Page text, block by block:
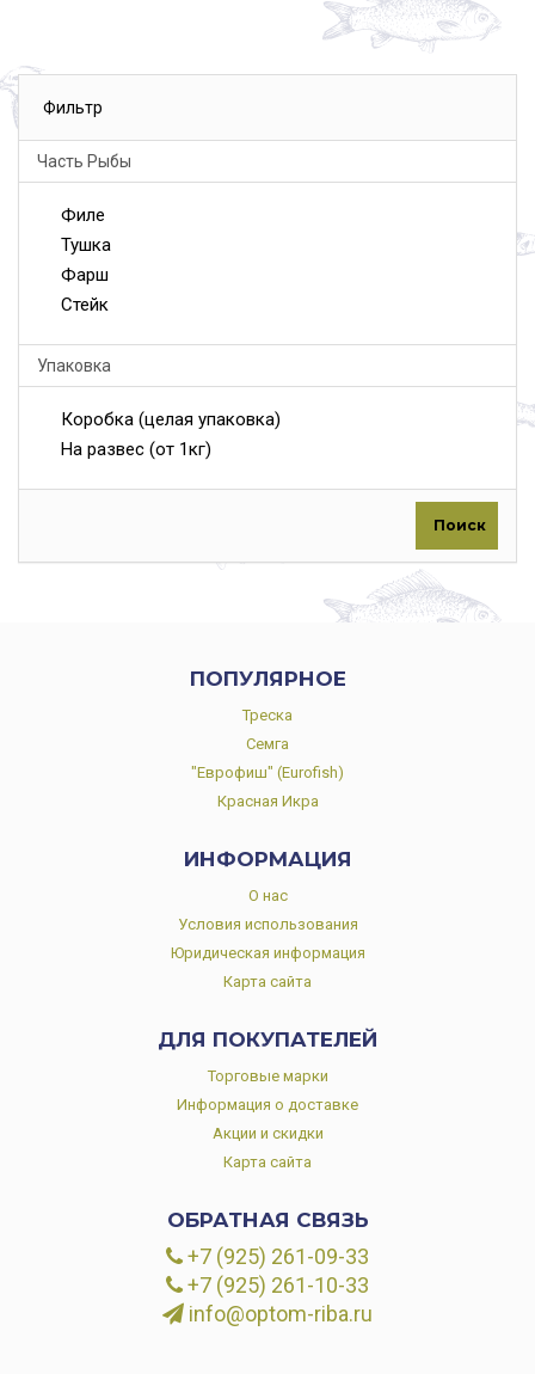
Фильтр
Часть Рыбы
Филе
Тушка
Фарш
Стейк
Упаковка
Коробка (целая упаковка)
На развес (от 1кг)
Поиск
ПОПУЛЯРНОЕ
Треска
Семга
"Еврофиш" (Eurofish)
Красная Икра
ИНФОРМАЦИЯ
О нас
Условия использования
Юридическая информация
Карта сайта
ДЛЯ ПОКУПАТЕЛЕЙ
Торговые марки
Информация о доставке
Акции и скидки
Карта сайта
ОБРАТНАЯ СВЯЗЬ
+7 (925) 261-09-33
+7 (925) 261-10-33
info@optom-riba.ru